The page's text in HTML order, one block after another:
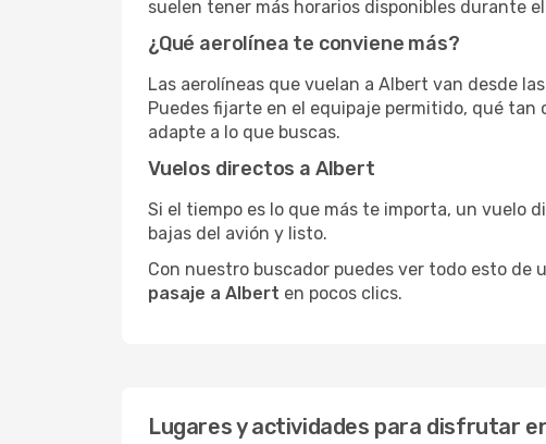
suelen tener más horarios disponibles durante
¿Qué aerolínea te conviene más?
Las aerolíneas que vuelan a Albert van desde
Puedes fijarte en el equipaje permitido, qué tan
adapte a lo que buscas.
Vuelos directos a Albert
Si el tiempo es lo que más te importa, un vuelo
bajas del avión y listo.
Con nuestro buscador puedes ver todo esto de
pasaje a Albert en pocos clics.
Lugares y actividades para disfrutar